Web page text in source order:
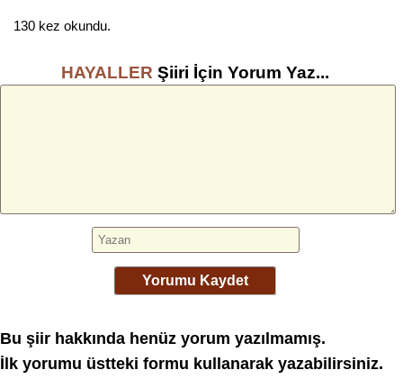
130 kez okundu.
HAYALLER Şiiri İçin Yorum Yaz...
Yorumu Kaydet
Bu şiir hakkında henüz yorum yazılmamış.
İlk yorumu üstteki formu kullanarak yazabilirsiniz.